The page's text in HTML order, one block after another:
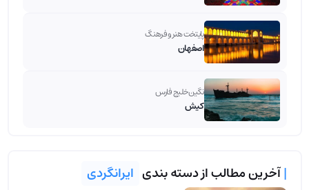
پایتخت هنر و فرهنگ
اصفهان
نگین خلیج فارس
کیش
|آخرین مطالب از دسته بندی ایرانگردی